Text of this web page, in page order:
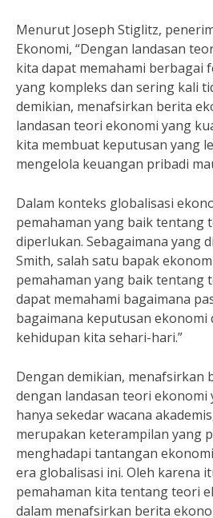
Menurut Joseph Stiglitz,
Ekonomi, “Dengan landasan
kita dapat memahami berbagai
yang kompleks dan sering kali
demikian, menafsirkan berita
landasan teori ekonomi yang
kita membuat keputusan yang
mengelola keuangan pribadi
Dalam konteks globalisasi
pemahaman yang baik tentang
diperlukan. Sebagaimana yang
Smith, salah satu bapak
pemahaman yang baik tentang
dapat memahami bagaimana
bagaimana keputusan ekonomi
kehidupan kita sehari-hari.”
Dengan demikian, menafsirkan
dengan landasan teori ekonomi
hanya sekedar wacana
merupakan keterampilan yang
menghadapi tantangan
era globalisasi ini. Oleh karena
pemahaman kita tentang teori
dalam menafsirkan berita